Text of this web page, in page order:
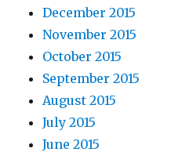
December 2015
November 2015
October 2015
September 2015
August 2015
July 2015
June 2015